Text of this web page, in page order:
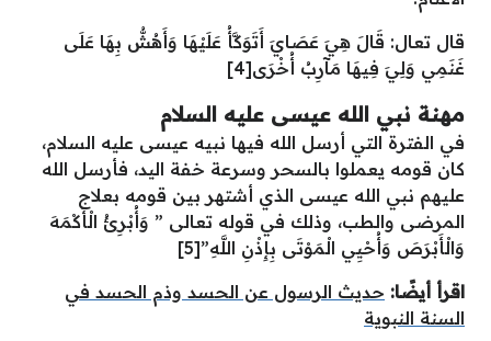
قال تعال: قَالَ هِيَ عَصَايَ أَتَوَكَّأُ عَلَيْهَا وَأَهُشُّ بِهَا عَلَى
غَنَمِي وَلِيَ فِيهَا مَآرِبُ أُخْرَى[4]
مهنة نبي الله عيسى عليه السلام
في الفترة التي أرسل الله فيها نبيه عيسى عليه السلام،
كان قومه يعملوا بالسحر وسرعة خفة اليد، فأرسل الله
عليهم نبي الله عيسى الذي أشتهر بين قومه بعلاج
المرضى والطب، وذلك في قوله تعالى ” وَأُبْرِئُ الْأَكْمَهَ
وَالْأَبْرَصَ وَأُحْيِي الْمَوْتَى بِإِذْنِ اللَّهِ”[5]
اقرأ أيضًا: حديث الرسول عن الحسد وذم الحسد في
السنة النبوية